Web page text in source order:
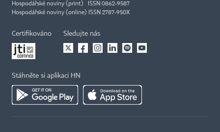
Hospodářské noviny (print) ISSN 0862-9587
Hospodářské noviny (online) ISSN 2787-950X
Certifikováno Sledujte nás
Stáhněte si aplikaci HN